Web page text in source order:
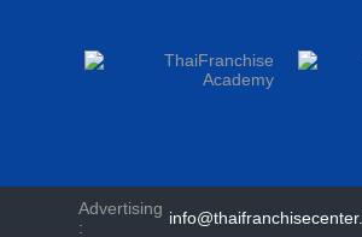
Advertising
: